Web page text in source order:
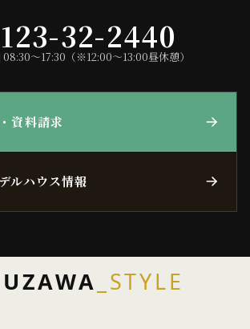
32-2440
〜17:30（※12:00〜13:00昼休憩）
資料請求
ルハウス情報
_STYLE